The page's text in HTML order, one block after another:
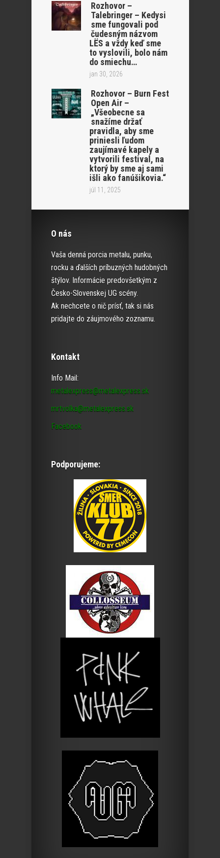
Rozhovor –
Talebringer – Kedysi
sme fungovali pod
čudesným názvom
LËS a vždy keď sme
to vyslovili, bolo nám
do smiechu…
jan 30, 2026
Rozhovor – Burn Fest
Open Air –
„Všeobecne sa
snažíme držať
pravidla, aby sme
priniesli ľudom
zaujímavé kapely a
vytvorili festival, na
ktorý by sme aj sami
išli ako fanúšikovia.“
júl 11, 2025
O nás
Vaša denná porcia metalu, punku,
rocku a ďalších príbuzných hudobných
štýlov. Informácie predovšetkým z
Česko-Slovenskej UG scény.
Ak nechcete o nič prísť, tak si nás
pridajte do záujmového zoznamu.
Kontakt
Info Mail:
metalexpress@metalexpress.sk
mrtvolka@metalexpress.sk
Facebook
Podporujeme: